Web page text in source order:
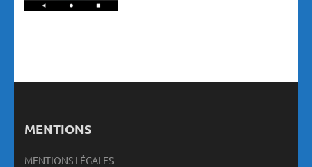
MENTIONS
MENTIONS LÉGALES